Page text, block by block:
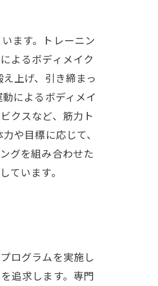
ます。トレーニン
よるボディメイク
上げ、引き締まっ
によるボディメイ
クスなど、筋力ト
や目標に応じて、
グを組み合わせた
います。
ログラムを実施し
追求します。専門